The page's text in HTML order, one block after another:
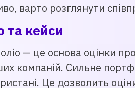
варто розглянути
та кейси
— це основа оцінки
компаній. Сильне
Це дозволить